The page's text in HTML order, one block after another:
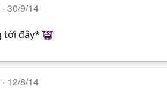
30/9/14
tới đây*
12/8/14